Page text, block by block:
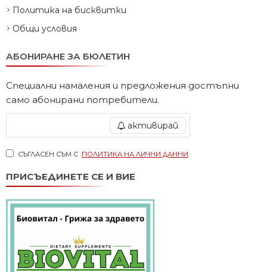
Политика на бисквитки
Общи условия
АБОНИРАНЕ ЗА БЮЛЕТИН
Специални намаления и предложения достъпни
само абонирани потребители.
активирай
СЪГЛАСЕН СЪМ С ПОЛИТИКА НА ЛИЧНИ ДАННИ
ПРИСЪЕДИНЕТЕ СЕ И ВИЕ